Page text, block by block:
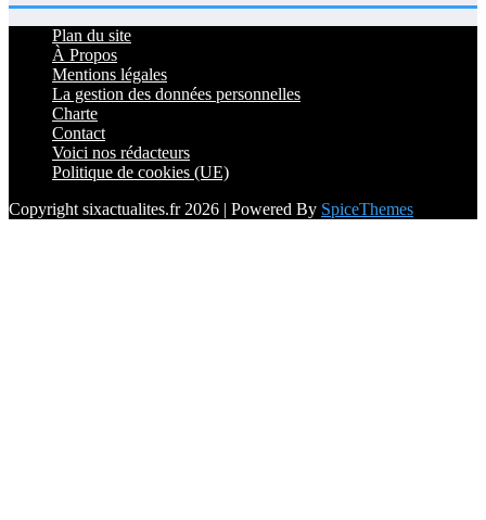
Plan du site
À Propos
Mentions légales
La gestion des données personnelles
Charte
Contact
Voici nos rédacteurs
Politique de cookies (UE)
Copyright sixactualites.fr 2026 | Powered By SpiceThemes